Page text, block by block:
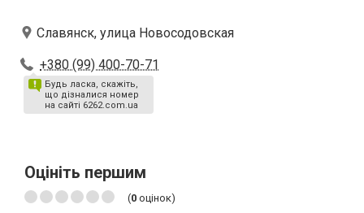
Славянск, улица Новосодовская
+380 (99) 400-70-71
Будь ласка, скажіть,
що дізналися номер
на сайті 6262.com.ua
Оцініть першим
(0 оцінок)